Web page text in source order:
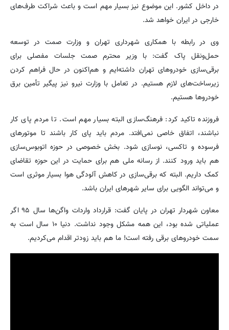
در داخل کشور. این موضوع نیز بسیار مهم است و باعث شراکت طرف‌های
خارجی در ایران خواهد شد.
وی در رابطه با همکاری شهرداری تهران و وزارت صمت در توسعه
حمل‌ونقل پاک گفت: با وزیر محترم صمت جلسات مفصلی برای
برقی‌سازی خودروهای تهران داشته‌ایم و هم‌اکنون در حال فراهم کردن
زیرساخت‌های لازم هستیم. در تعامل با وزارت نیرو نیز پیگیر تأمین برق
خودروها هستیم.
فروزنده تاکید کرد: فرهنگ‌سازی البته بسیار مهم است. تا مردم پای کار
نباشند، اتفاق خاصی نمی‌افتد. مردم باید پای کار باشند تا موتورهای
فرسوده و تاکسی، نوسازی شود. بخش خصوصی در حوزه اتوبوس‌سازی
هم باید ورود کنند. از رسانه ملی هم برای حمایت در این حوزه تقاضای
کمک داریم. البته که برقی‌سازی در کاهش آلودگی هوا بسیار موثری است
و می‌تواند الگویی برای سایر شهرهای ایران باشد.
معاون شهردار تهران در پایان گفت: قرارداد واردات واگن‌ها سال ۹۵ اگر
عملیاتی شده بود، این همه مشکل وجود نداشت. دنیا ۱۰ سال است به
سمت خودروهای برقی رفته است! ما هم باید زودتر اقدام می‌کردیم.